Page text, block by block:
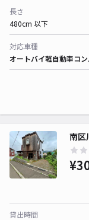
長さ
480cm 以下
対応車種
オートバイ軽自動車コ
南区
貸出時間